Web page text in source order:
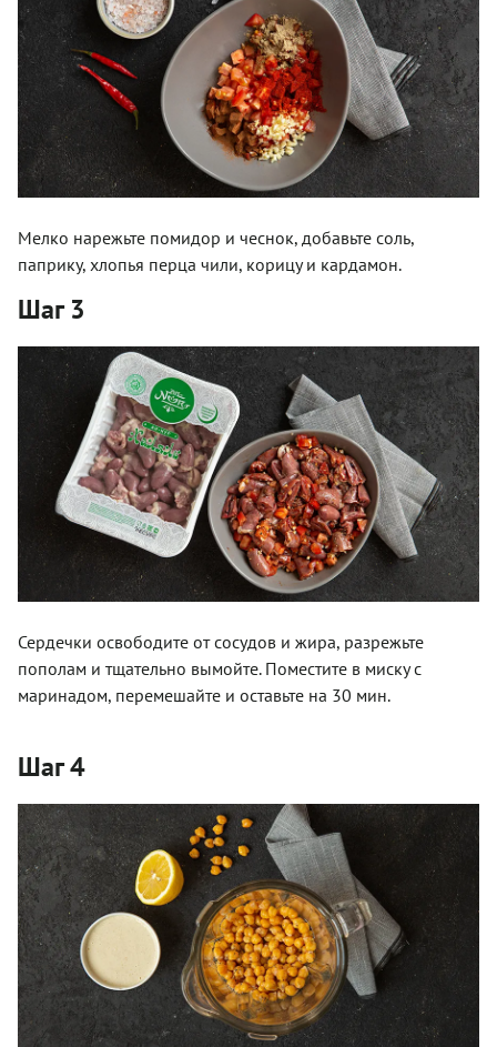
Мелко нарежьте помидор и чеснок, добавьте соль,
паприку, хлопья перца чили, корицу и кардамон.
Шаг 3
Сердечки освободите от сосудов и жира, разрежьте
пополам и тщательно вымойте. Поместите в миску с
маринадом, перемешайте и оставьте на 30 мин.
Шаг 4